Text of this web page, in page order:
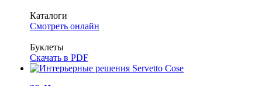
Каталоги
Смотреть онлайн
Буклеты
Скачать в PDF